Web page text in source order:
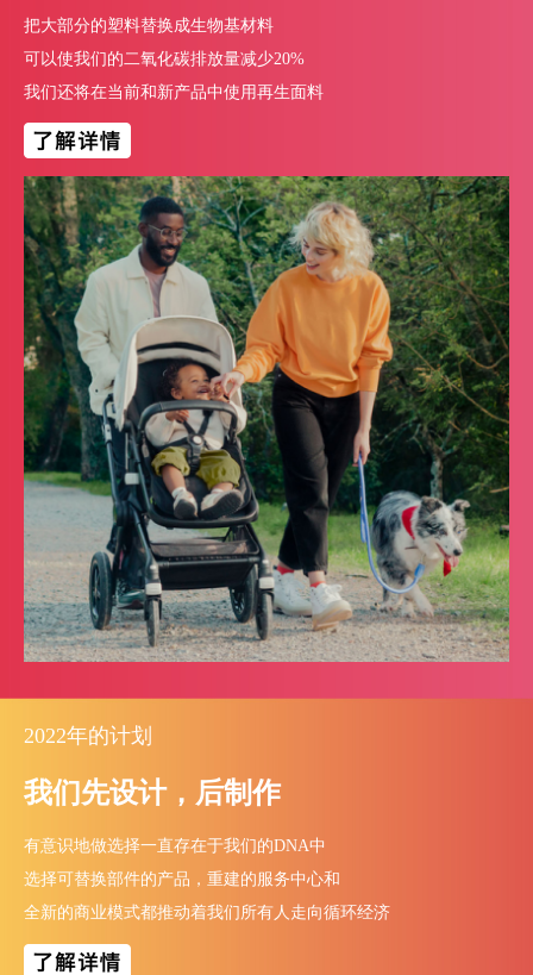
把大部分的塑料替换成生物基材料
可以使我们的二氧化碳排放量减少20%
我们还将在当前和新产品中使用再生面料
2022年的计划
我们先设计，后制作
有意识地做选择一直存在于我们的DNA中
选择可替换部件的产品，重建的服务中心和
全新的商业模式都推动着我们所有人走向循环经济